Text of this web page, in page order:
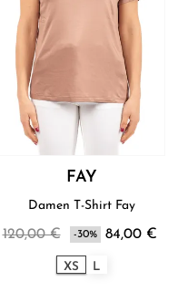
FAY
Damen T-Shirt Fay
120,00 € -30% 84,00 €
XS L